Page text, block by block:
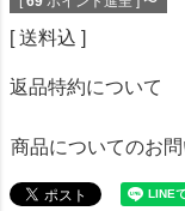
送料込
返品特約について
商品についてのお